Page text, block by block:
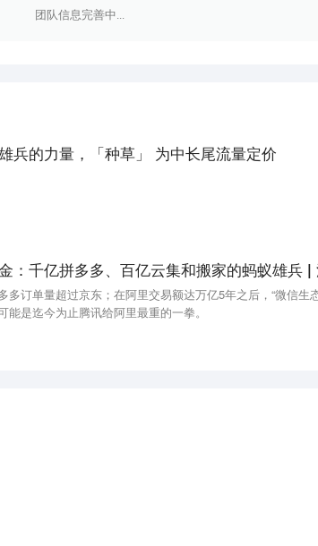
团队信息完善中...
兵的力量，「种草」 为中长尾流量定价
：千亿拼多多、百亿云集和搬家的蚂蚁雄兵 |
多订单量超过京东；在阿里交易额达万亿5年之后，“微信生
能是迄今为止腾讯给阿里最重的一拳。